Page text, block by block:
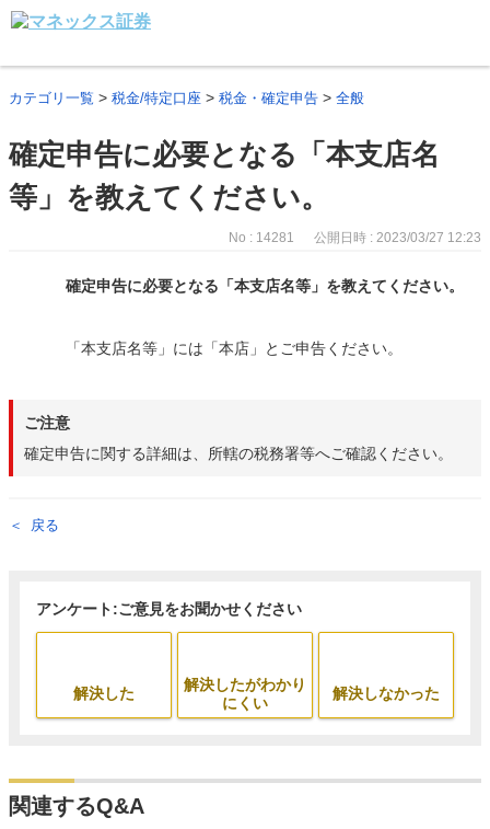
カテゴリ一覧 > 税金/特定口座 > 税金・確定申告 > 全般
確定申告に必要となる「本支店名
等」を教えてください。
No : 14281 公開日時 : 2023/03/27 12:23
確定申告に必要となる「本支店名等」を教えてください。
「本支店名等」には「本店」とご申告ください。
ご注意
確定申告に関する詳細は、所轄の税務署等へご確認ください。
戻る
アンケート:ご意見をお聞かせください
解決した
解決したがわかり
にくい
解決しなかった
関連するQ&A